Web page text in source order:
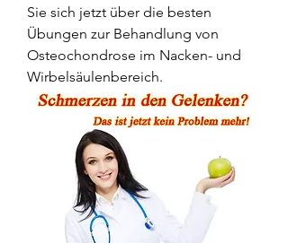
Sie sich jetzt über die besten
Übungen zur Behandlung von
Osteochondrose im Nacken- und
Wirbelsäulenbereich.